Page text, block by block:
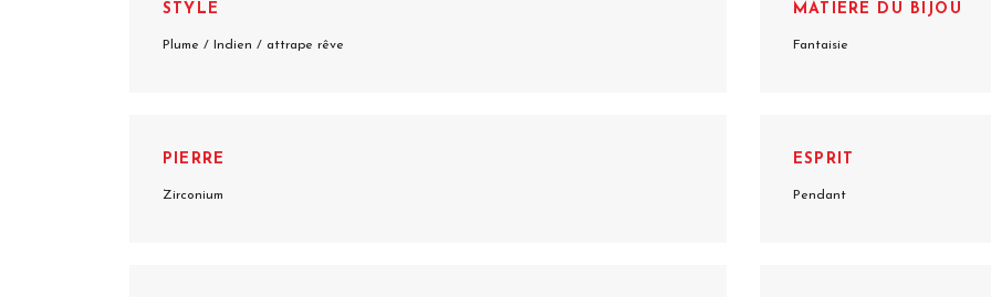
STYLE
Plume / Indien / attrape rêve
MATIÈRE DU BIJOU
Fantaisie
PIERRE
Zirconium
ESPRIT
Pendant